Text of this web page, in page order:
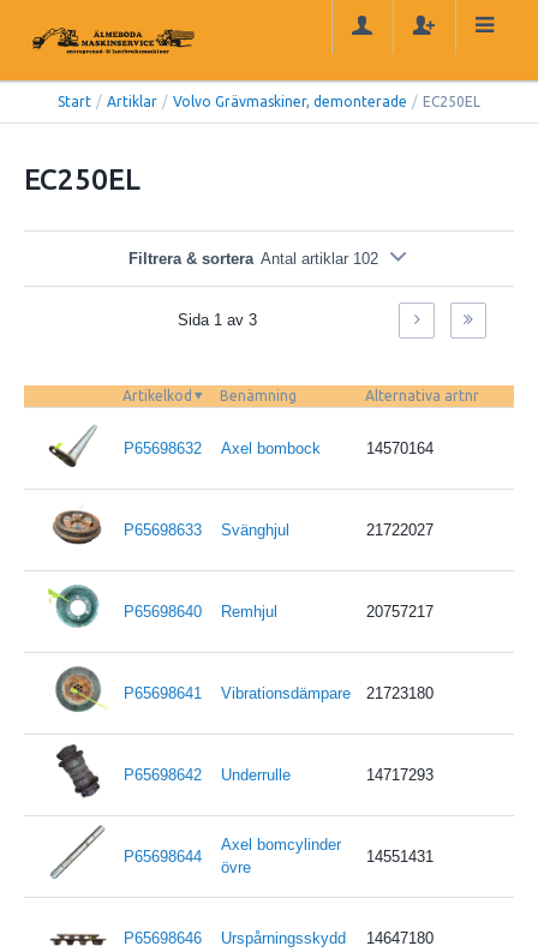
Start / Artiklar / Volvo Grävmaskiner, demonterade / EC250EL
EC250EL
Filtrera & sortera Antal artiklar 102
Sida 1 av 3
Artikelkod Benämning Alternativa artnr
P65698632 Axel bombock 14570164
P65698633 Svänghjul 21722027
P65698640 Remhjul 20757217
P65698641 Vibrationsdämpare 21723180
P65698642 Underrulle 14717293
P65698644
Axel bomcylinder
övre
14551431
P65698646 Urspårningsskydd 14647180